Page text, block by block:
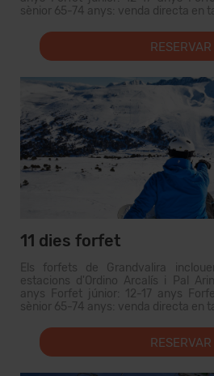
sènior 65-74 anys: venda directa en
RESERVAR
11 dies forfet
Els forfets de Grandvalira
estacions d'Ordino Arcalís i Pal
anys Forfet júnior: 12-17 anys
sènior 65-74 anys: venda directa en
RESERVAR